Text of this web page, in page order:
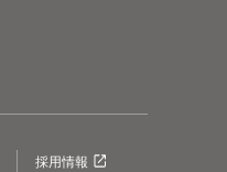
採用情報